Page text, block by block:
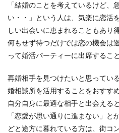
「結婚のことを考えているけど、
い・・」という人は、気楽に恋活
しい出会いに恵まれることもあり得
何もせず待つだけでは恋の機会は
って婚活パーティーに出席するこ
再婚相手を見つけたいと思ってい
婚相談所を活用することをおすす
自分自身に最適な相手と出会える
「恋愛が思い通りに進まない」と
どと途方に暮れている方は、街コ